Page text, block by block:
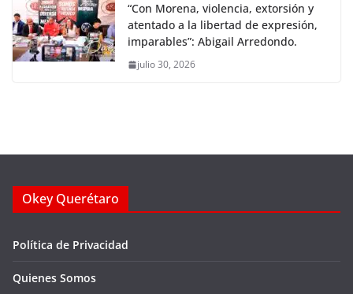
“Con Morena, violencia, extorsión y
atentado a la libertad de expresión,
imparables”: Abigail Arredondo.
julio 30, 2026
Okey Querétaro
Política de Privacidad
Quienes Somos